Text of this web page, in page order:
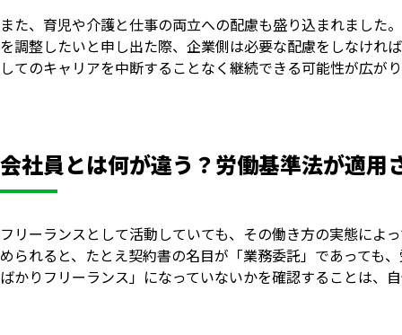
また、育児や介護と仕事の両立への配慮も盛り込まれまし
を調整したいと申し出た際、企業側は必要な配慮をしなけれ
してのキャリアを中断することなく継続できる可能性が広が
会社員とは何が違う？労働基準法が適用
フリーランスとして活動していても、その働き方の実態によ
められると、たとえ契約書の名目が「業務委託」であっても
ばかりフリーランス」になっていないかを確認することは、